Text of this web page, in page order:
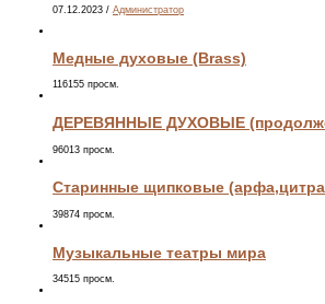
07.12.2023 / Администратор
Медные духовые (Brass)
116155 просм.
ДЕРЕВЯННЫЕ ДУХОВЫЕ
96013 просм.
Старинные щипковые
39874 просм.
Музыкальные театры мира
34515 просм.